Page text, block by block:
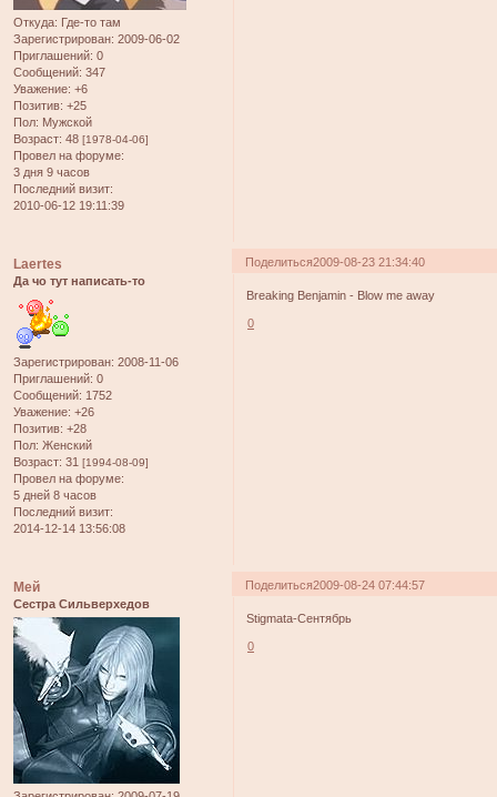
Откуда: Где-то там
Зарегистрирован: 2009-06-02
Приглашений: 0
Сообщений: 347
Уважение: +6
Позитив: +25
Пол: Мужской
Возраст: 48 [1978-04-06]
Провел на форуме:
3 дня 9 часов
Последний визит:
2010-06-12 19:11:39
Поделиться2009-08-23 21:34:40
Laertes
Да чо тут написать-то
Зарегистрирован: 2008-11-06
Приглашений: 0
Сообщений: 1752
Уважение: +26
Позитив: +28
Пол: Женский
Возраст: 31 [1994-08-09]
Провел на форуме:
5 дней 8 часов
Последний визит:
2014-12-14 13:56:08
Breaking Benjamin - Blow me away
0
Поделиться2009-08-24 07:44:57
Мей
Сестра Сильверхедов
Stigmata-Сентябрь
0